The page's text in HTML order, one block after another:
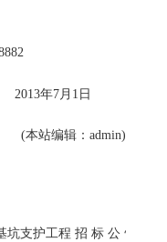
1日
(本站编辑：admin)
支护工程 招 标 公 告